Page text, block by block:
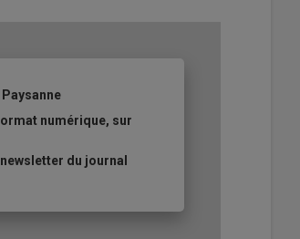
numérique, sur
du journal